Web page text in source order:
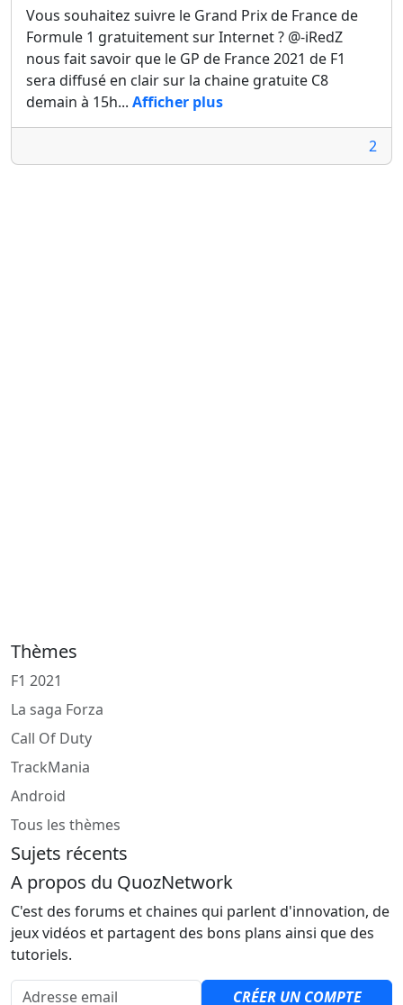
Vous souhaitez suivre le Grand Prix de France de
Formule 1 gratuitement sur Internet ? @-iRedZ
nous fait savoir que le GP de France 2021 de F1
sera diffusé en clair sur la chaine gratuite C8
demain à 15h... Afficher plus
2
Thèmes
F1 2021
La saga Forza
Call Of Duty
TrackMania
Android
Tous les thèmes
Sujets récents
A propos du QuozNetwork
C'est des forums et chaines qui parlent d'innovation, de
jeux vidéos et partagent des bons plans ainsi que des
tutoriels.
Adresse email
CRÉER UN COMPTE